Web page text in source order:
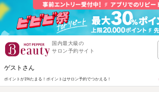
国内最大級の
サロン予約サイト
ゲストさん
ポイントが1%たまる！ ポイントはサロン予約でつかえる！